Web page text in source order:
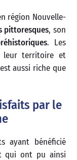
région Nouvelle-
pittoresques, son
. Les
leur territoire et
aussi riche que
par le
ayant bénéficié
qui ont pu ainsi